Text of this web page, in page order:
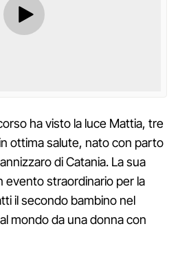
ha visto la luce Mattia, tre
ottima salute, nato con parto
di Catania. La sua
evento straordinario per la
il secondo bambino nel
mondo da una donna con